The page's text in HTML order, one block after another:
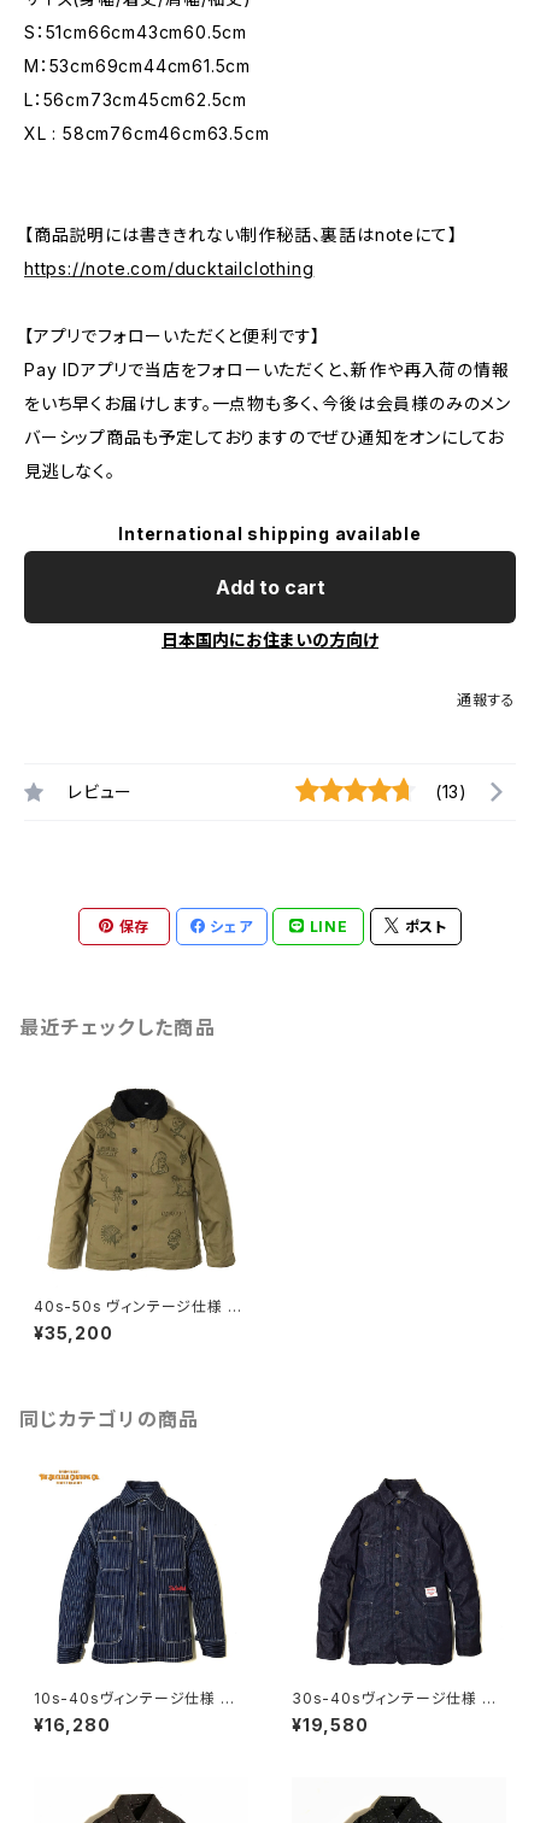
S：51cm66cm43cm60.5cm
M：53cm69cm44cm61.5cm
L：56cm73cm45cm62.5cm
XL : 58cm76cm46cm63.5cm
【商品説明には書ききれない制作秘話、裏話はnoteにて】
https://note.com/ducktailclothing
【アプリでフォローいただくと便利です】
Pay IDアプリで当店をフォローいただくと、新作や再入荷の情報
をいち早くお届けします。一点物も多く、今後は会員様のみのメン
バーシップ商品も予定しておりますのでぜひ通知をオンにしてお
見逃しなく。
International shipping available
Add to cart
日本国内にお住まいの方向け
通報する
レビュー (13)
保存 シェア LINE ポスト
最近チェックした商品
40s-50s ヴィンテージ仕様 N-
1 デッキジャケット メモリアル ミ
リタリー ピンナップ タトゥー 落
D "GLOW" FAT" KHAKI ダッ
クテイル クロージング
¥35,200
同じカテゴリの商品
10s-40sヴィンテージ仕様 ウォ
バッシュストライプ カバーオール
チョアコート 月桂樹ボタン スト
"RAILROAD JACKET" ダック
テイル クロージング ダックテー
¥16,280
30s-40sヴィンテージ仕様 チ
ンストラップ デニム カバーオー
ル ハートタグ仕様 チェーンステ
¥19,580